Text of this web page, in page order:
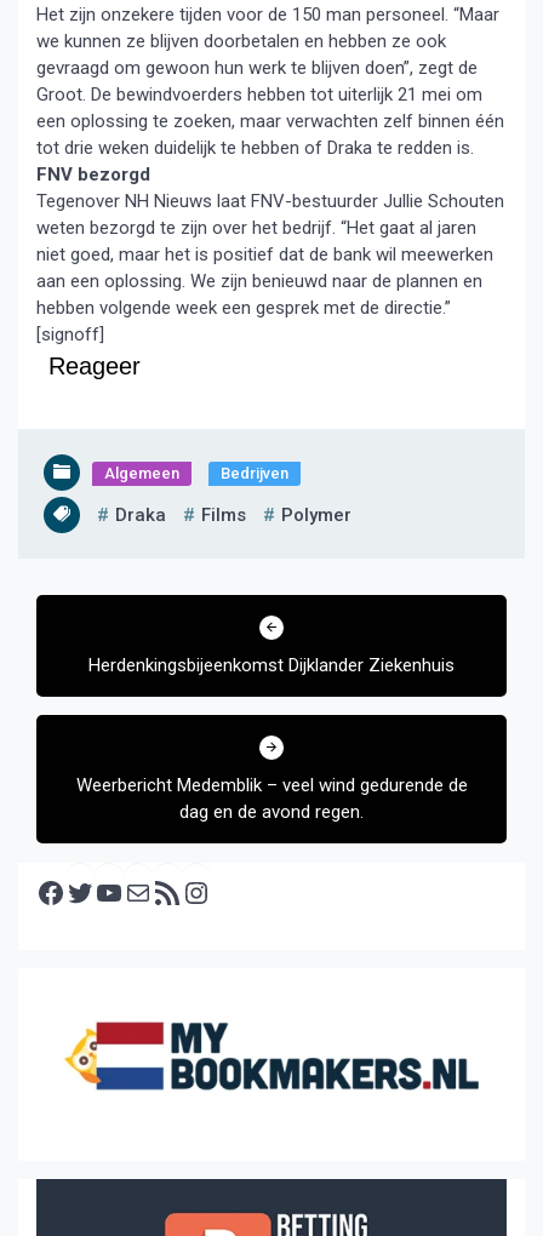
Het zijn onzekere tijden voor de 150 man personeel. “Maar
we kunnen ze blijven doorbetalen en hebben ze ook
gevraagd om gewoon hun werk te blijven doen”, zegt de
Groot. De bewindvoerders hebben tot uiterlijk 21 mei om
een oplossing te zoeken, maar verwachten zelf binnen één
tot drie weken duidelijk te hebben of Draka te redden is.
FNV bezorgd
Tegenover NH Nieuws laat FNV-bestuurder Jullie Schouten
weten bezorgd te zijn over het bedrijf. “Het gaat al jaren
niet goed, maar het is positief dat de bank wil meewerken
aan een oplossing. We zijn benieuwd naar de plannen en
hebben volgende week een gesprek met de directie.”
[signoff]
Reageer
Algemeen Bedrijven
Draka Films Polymer
Bericht
Herdenkingsbijeenkomst Dijklander Ziekenhuis
Weerbericht Medemblik – veel wind gedurende de
dag en de avond regen.
Facebook Twitter YouTube E-mail RSS feed